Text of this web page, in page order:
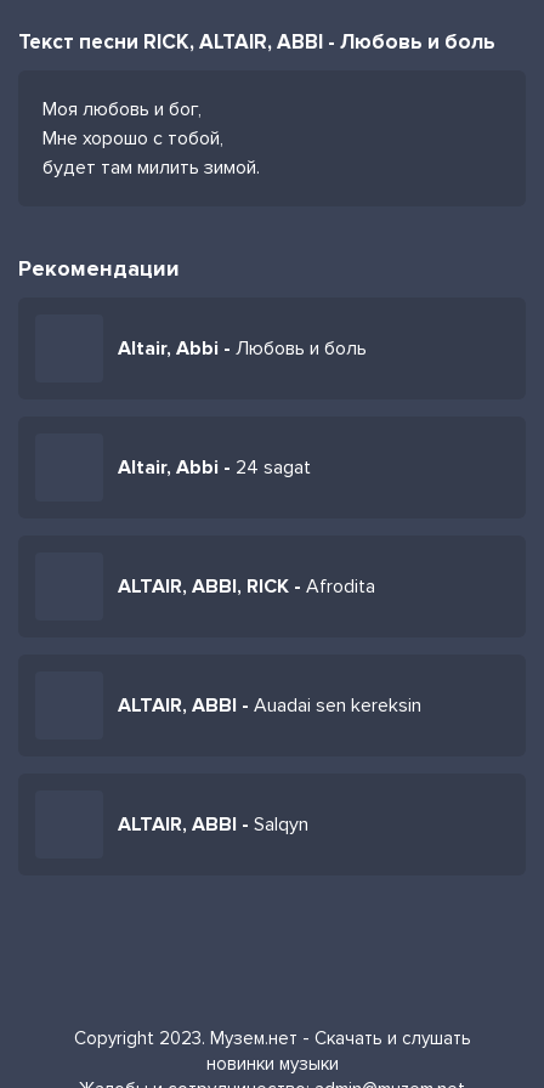
Текст песни RICK, ALTAIR, ABBI - Любовь и боль
Моя любовь и бог,
Мне хорошо с тобой,
будет там милить зимой.
Рекомендации
Altair, Abbi - Любовь и боль
Altair, Abbi - 24 sagat
ALTAIR, ABBI, RICK - Afrodita
ALTAIR, ABBI - Auadai sen kereksin
ALTAIR, ABBI - Salqyn
Copyright 2023. Музем.нет - Скачать и слушать
новинки музыки